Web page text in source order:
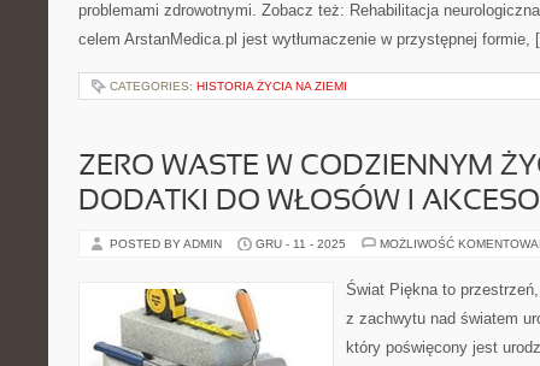
problemami zdrowotnymi. Zobacz też: Rehabilitacja
celem ArstanMedica.pl jest wytłumaczenie w przystępnej
CATEGORIES: HISTORIA ŻYCIA NA ZIEMI
ZERO WASTE W CODZIENNYM
DODATKI DO WŁOSÓW I
POSTED BY ADMIN GRU - 11 - 2025 MOŻLIWOŚĆ
Świat Piękna to
z zachwytu nad światem
który poświęcony jest